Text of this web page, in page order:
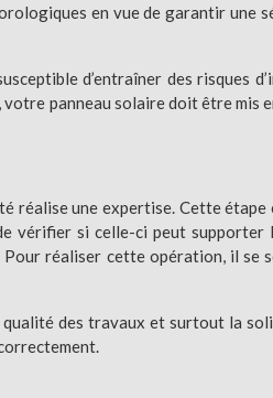
en vue de garantir une
d’entraîner des risques
votre panneau solaire doit être mis
réalise une expertise. Cette
vérifier si celle-ci peut supporter
réaliser cette opération, il se
des travaux et surtout la